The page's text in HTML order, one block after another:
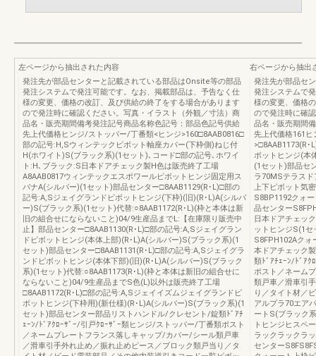
左ページから抽出された内容
発注先が部品センターと記載されている部品はOnsite等の部品
発注システムで発注可能です。なお、掲載部品は、予告なく仕
様の変更、価格の改訂、及び供給の終了をする場合があります
ので発注時に確認ください。写真・イラスト（外観／寸法）商
品名・販売期間備考発注記号商品名称色記号：部品色記号供給
先上代価格ヒンジ/ストッパー/丁番類<ヒンジ>160□8AAB0816□
部の記号:H,Sウィンテックピボット軸座カバー(下枠側)ねじ付
H(ホワイト)S(ブラック系)(1セット)､コード□部の記号､ホワイ
ト:H､ブラック:S日本ドアチェック製H色は販売終了工場
A8AAB0817ウィンテックエスポワールピボットヒンジ固定用ス
パナA(シルバー)(1セット)部品センター□8AAB1129(R･L)□部の
記号:A,Sジェイグランドピボットヒンジ(下枠)(旧)(R･L)A(シルバ
ー)S(ブラック系)(1セット)代替:○8AAB1172(R･L)(枠と本体は新
旧の組合せにならないこと)04/9生産品までL:【在庫限り販売中
止】部品センター□8AAB1130(R･L)□部の記号:A,Sジェイグラン
ドピボットヒンジ(本体上部)(R･L)A(シルバー)S(ブラック系)(1
セット)部品センター□8AAB1131(R･L)□部の記号:A,Sジェイグラ
ンドピボットヒンジ(本体下部)(旧)(R･L)A(シルバー)S(ブラック
系)(1セット)代替:○8AAB1173(R･L)(枠と本体は新旧の組合せに
ならないこと)04/9生産品までS色(L)以外は販売終了工場
□8AAB1172(R･L)□部の記号:A,Sジェイイズムジェイグランドピ
ボットヒンジ(下枠用)(新仕様)(R･L)A(シルバー)S(ブラック系)(1
セット)部品センター部品リストハンドル/クレセント/錠類ﾄﾞｱﾁ
ｪｰﾝ/ﾄﾞｱｸﾛｰｻﾞｰ/引戸ｸﾛｰｻﾞｰ類ヒンジ/ストッパー/丁番類ポスト
／ネームプレートフランス落しキャップ/カバー/シール類戸車
／滑車引手外れ止め／振れ止めピース／ブロック類戸当り／タ
右ページから抽出
発注先が部品セ
発注システムで
様の変更、価格
ので発注時に確
品名・販売期間
先上代価格161
>□8AAB1173(R･
ボットヒンジ(本
(1セット)部品セ
ラ70MSテラス
上下ピボット気
S8BP1192クォ
品センター
日本ドアチェッ
ットヒンジS(1
S8FPH102Aクォ
本ドアチェック
類ﾄﾞｱﾁｪｰﾝ/ﾄﾞｱｸ
ポスト／ネーム
類戸車／滑車引
り／タイト材／
アルプラ70エア
ートS(ブラック
トヒンジヒスペ
ラックラックラ
センター